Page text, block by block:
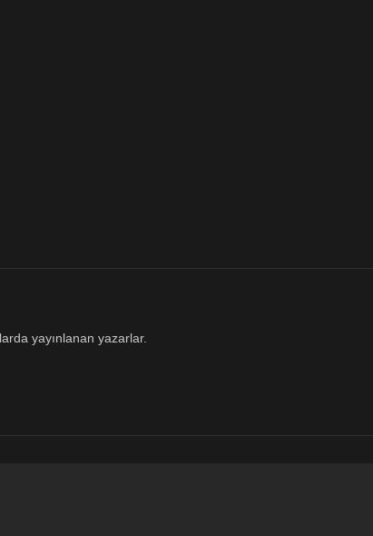
yayınlanan yazarlar.